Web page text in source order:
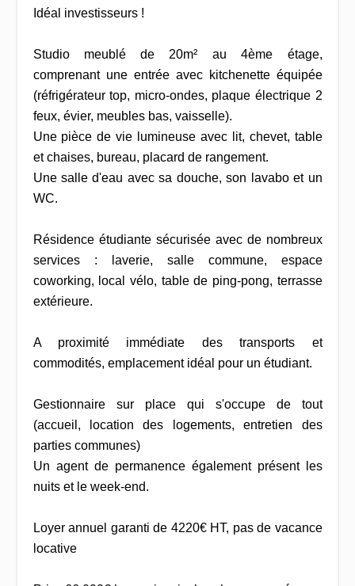
Idéal investisseurs !
Studio meublé de 20m² au 4ème étage,
comprenant une entrée avec kitchenette équipée
(réfrigérateur top, micro-ondes, plaque électrique 2
feux, évier, meubles bas, vaisselle).
Une pièce de vie lumineuse avec lit, chevet, table
et chaises, bureau, placard de rangement.
Une salle d'eau avec sa douche, son lavabo et un
WC.
Résidence étudiante sécurisée avec de nombreux
services : laverie, salle commune, espace
coworking, local vélo, table de ping-pong, terrasse
extérieure.
A proximité immédiate des transports et
commodités, emplacement idéal pour un étudiant.
Gestionnaire sur place qui s'occupe de tout
(accueil, location des logements, entretien des
parties communes)
Un agent de permanence également présent les
nuits et le week-end.
Loyer annuel garanti de 4220€ HT, pas de vacance
locative